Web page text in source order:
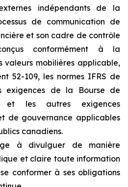
indépendants de la
de communication de
et son cadre de contrôle
conformément à la
valeurs mobilières applicable,
52-109, les normes IFRS de
exigences de la Bourse de
et les autres exigences
de gouvernance applicables
canadiens.
à divulguer de manière
et claire toute information
conformer à ses obligations